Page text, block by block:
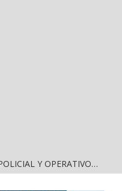
REFUERZAN DEPURACIÓN POLICIAL Y OPERATIVOS EN FRONTERAS DE NAYARIT